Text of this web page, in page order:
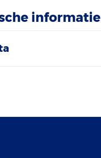
informatie